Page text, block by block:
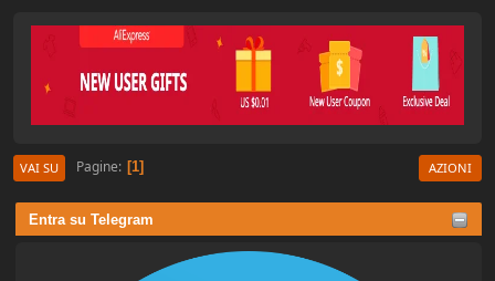
Entra su Telegram
VAI SU Pagine 1 AZIONI